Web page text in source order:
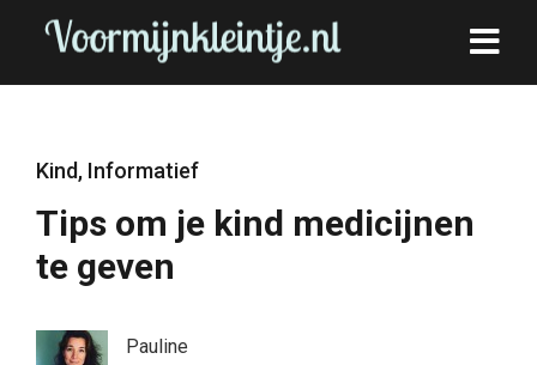
Kind, Informatief
Tips om je kind medicijnen
te geven
Pauline